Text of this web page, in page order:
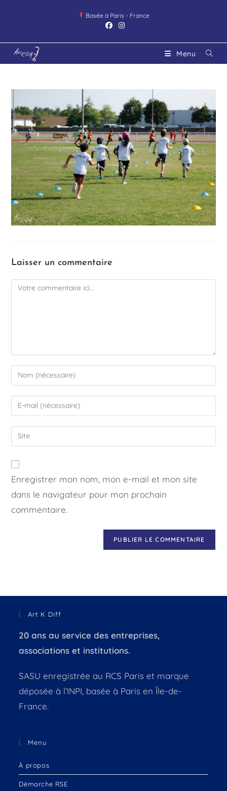
Basée à Paris - France
Menu
Laisser un commentaire
Enregistrer mon nom, mon e-mail et mon site
dans le navigateur pour mon prochain
commentaire.
Art K Diff
20 ans au service des entreprises,
associations et institutions.
SASU enregistrée au RCS Paris et marque
déposée à l’INPI, basée à Paris en Île-de-
France.
Menu
À propos
Démarche RSE